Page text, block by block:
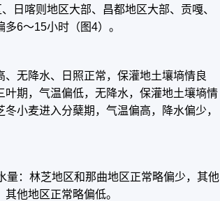
日喀则地区大部、昌都地区大部、贡嘎、
6～15小时（图4）。
无降水、日照正常，保灌地土壤墒情良
期，气温偏低，无降水，保灌地土壤墒情
小麦进入分蘖期，气温偏高，降水偏少，
量：林芝地区和那曲地区正常略偏少，其他
他地区正常略偏低。